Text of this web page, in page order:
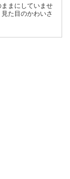
まにしていませ
た目のかわいさ